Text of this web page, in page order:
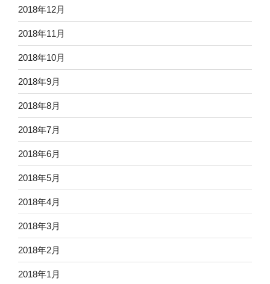
2018年12月
2018年11月
2018年10月
2018年9月
2018年8月
2018年7月
2018年6月
2018年5月
2018年4月
2018年3月
2018年2月
2018年1月